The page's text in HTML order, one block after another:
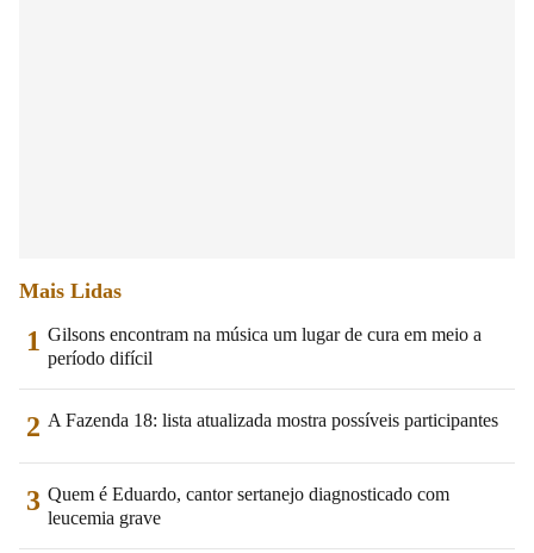
Mais Lidas
1 Gilsons encontram na música um lugar de cura em meio a
período difícil
2 A Fazenda 18: lista atualizada mostra possíveis participantes
3 Quem é Eduardo, cantor sertanejo diagnosticado com
leucemia grave